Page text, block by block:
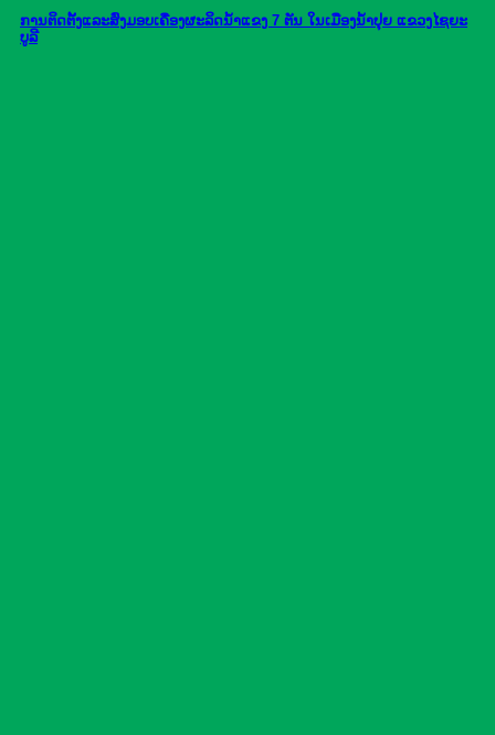
ການຕິດຕັ້ງແລະສົ່ງມອບເຄື່ອງຜະລິດນ້ຳແຂງ 7 ຕັນ ໃນເມືອງນໍ້າປຸຍ ແຂວງໄຊຍະ
ບູລີ